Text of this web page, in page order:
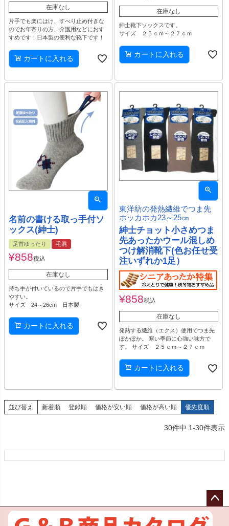
在庫なし
片手でも楽にはけ、すべり止め付きな
のでお年寄りの方、介護用などにおす
すめです！日本製の便利な靴下です！
カートに入れる
在庫なし
紳士靴下ソックスです。
サイズ ２５ｃｍ～２７ｃｍ
カートに入れる
名前の書ける取っ手付ソ
ックス(紳士)
足首ゆったり 毛混
¥858税込
在庫なし
持ち手が付いているので片手でもはき
やすい。
サイズ 24～26cm 日本製
カートに入れる
東洋紡の発熱繊維でつま先
ホッカホカ23～25㎝
紳士チョット小さめつま
先あったかウール混しめ
つけ解消靴下(色お任せ受
注いずれか1足）
¥858税込
在庫なし
発熱する繊維（エクス）使用でつま先
ぽかぽか。 寒い季節に心強い味方で
す。 サイズ ２５ｃｍ～２７ｃｍ
カートに入れる
並び替え 新着順 登録順 価格が安い順 価格が高い順 優先度順
30件中 1-30件表示
ペー